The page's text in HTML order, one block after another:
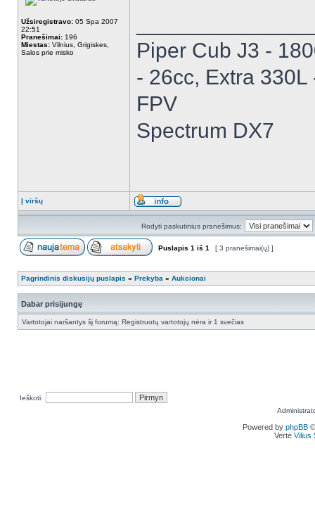
Užsiregistravo: 05 Spa 2007
22:51
Pranešimai: 196
Miestas: Vilnius, Grigiskes,
Salos prie misko
Piper Cub J3 -
- 26cc, Extra
FPV
Spectrum DX7
Į viršų
Rodyti paskutinius pranešimus:
Puslapis 1 iš 1 [ 3 pranešimai(ų) ]
Pagrindinis diskusijų puslapis » Prekyba » Aukcionai
Dabar prisijungę
Vartotojai naršantys šį forumą: Registruotų vartotojų nėra ir 1 svečias
Ieškoti:
Powered by phpBB
Vertė Vilius